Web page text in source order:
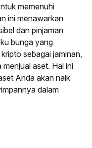
memenuhi
ini menawarkan
dan pinjaman
bunga yang
sebagai jaminan,
aset. Hal ini
Anda akan naik
dalam